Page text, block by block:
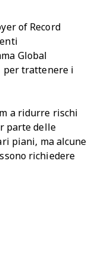
of Record
Global
per trattenere i
a ridurre rischi
parte delle
piani, ma alcune
richiedere